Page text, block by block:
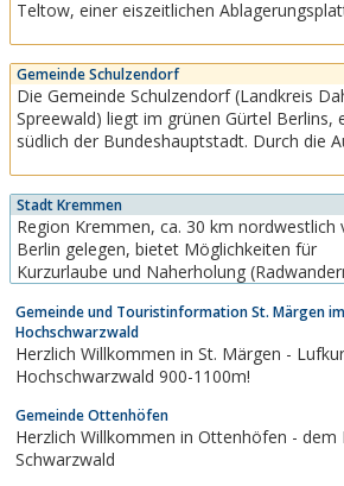
Teltow, einer eiszeitlichen Ablagerungsplatte, und
genannt - durchflossen wird.
Gemeinde Schulzendorf
Die Gemeinde Schulzendorf (Landkreis
Spreewald) liegt im grünen Gürtel Berlins, etwa 25 km
südlich der Bundeshauptstadt. Durch die
der Ort eine hervorragende überregionale
Verkehrsanbindung.
Stadt Kremmen
Region Kremmen, ca. 30 km nordwestlich von
Berlin gelegen, bietet Möglichkeiten für
Kurzurlaube und Naherholung
See, Stadt- und Regionalhistorie, Kuren in den
Hellmuth-Ulrici-Kliniken Sommerfeld). 7300
Einwohner, sieben Ortsteile, dörfliche geprägte
Struktur. Kremmen...
Gemeinde und Touristinformation St. Märgen im
Hochschwarzwald
Herzlich Willkommen in St. Märgen -
Hochschwarzwald 900-1100m!
Gemeinde Ottenhöfen
Herzlich Willkommen in Ottenhöfen -
Schwarzwald